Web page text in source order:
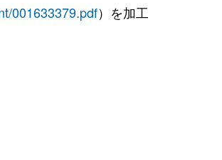
001633379.pdf）を加工